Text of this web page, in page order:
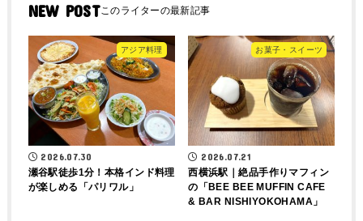
NEW POST
アジア料理
2026.07.30
瀬谷駅徒歩1分！本格インド料理
が楽しめる「パリワル」
お菓子・スイーツ
2026.07.21
西横浜駅｜絶品手作りマフィン
の「BEE BEE MUFFIN CAFE
& BAR NISHIYOKOHAMA」